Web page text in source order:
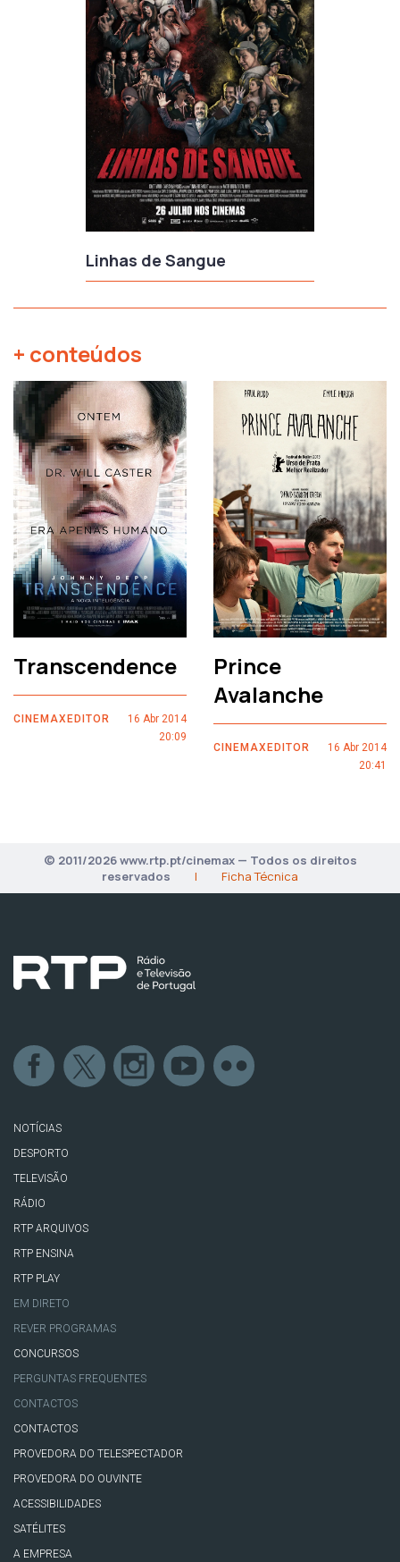
Linhas de Sangue
+ conteúdos
Transcendence
CINEMAXEDITOR
16 Abr 2014
20:09
Prince
Avalanche
CINEMAXEDITOR
16 Abr 2014
20:41
© 2011/2026 www.rtp.pt/cinemax — Todos os direitos
reservados
| Ficha Técnica
NOTÍCIAS
DESPORTO
TELEVISÃO
RÁDIO
RTP ARQUIVOS
RTP ENSINA
RTP PLAY
EM DIRETO
REVER PROGRAMAS
CONCURSOS
PERGUNTAS FREQUENTES
CONTACTOS
CONTACTOS
PROVEDORA DO TELESPECTADOR
PROVEDORA DO OUVINTE
ACESSIBILIDADES
SATÉLITES
A EMPRESA